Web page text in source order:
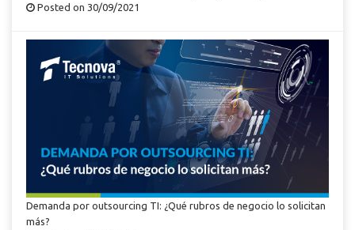
Posted on 30/09/2021
Demanda por outsourcing TI: ¿Qué rubros de negocio lo solicitan
más?